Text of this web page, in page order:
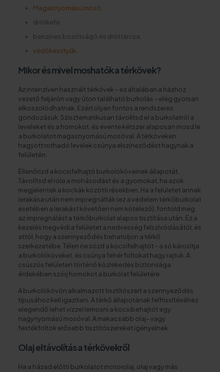
Magasnyomású mosó
drótkefe
benzines bozótvágó és dróttárcsa,
védőkesztyűk
Mikor és mivel moshatók a térkövek?
Az intenzíven használt térkövek – ez általában a házhoz
vezető feljárón vagy úton található burkolás – elég gyorsan
elkoszolódhatnak. Ezért olyan fontos a rendszeres
gondozásuk. Szisztematikusan távolítsd el a burkolatról a
leveleket és a homokot, és évente kétszer alaposan mosd le
a burkolatot magasnyomású mosóval. A térköveken
hagyott rothadó levelek csúnya elszíneződést hagynak a
felületén.
Ellenőrizd a kocsifelhajtó burkolóköveinek állapotát.
Távolítsd el róla a mohásodást és a gyomokat, ha azok
megjelentek a kockák közötti résekben. Ha a felületet annak
lerakása után nem impregnálták (ez a védelem térkőburkolat
esetében a lerakást követően nem kötelező), fontold meg
az impregnálást a térkőburkolat alapos tisztítása után. Ez a
kezelés megvédi a felületet a nedvesség felszívódásától, és
attól, hogy a szennyeződés behatoljon a térkő
szerkezetébe. Télen ne sózd a kocsifelhajtót – a só károsítja
a burkolóköveket, és csúnya fehér foltokat hagy rajtuk. A
csúszós felületen történő közlekedés biztonsága
érdekében szórj homokot a burkolat felületére.
A burkolókövön alkalmazott tisztítószert a szennyeződés
típusához kell igazítani. A térkő állapotának felfrissítéséhez
elegendő lehet vízzel lemosni a kocsibehajtót egy
nagynyomású mosóval. A makacsabb olaj- vagy
festékfoltok erősebb tisztítószereket igényelnek.
Olaj eltávolítás a térkövekről
Ha a házad előtti burkolatot motorolaj, olaj vagy más